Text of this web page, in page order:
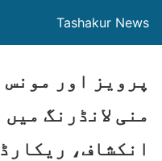
Tashakur News
پرویز اور
منی لانڈرنگ
انکشاف،